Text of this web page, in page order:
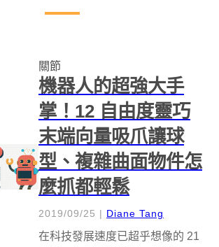
關節
機器人的超強大手
掌！12 自由度靈巧
末端向量吸爪讓球
型、複雜曲面物件怎
麼抓都輕鬆
2019/09/25 | Diane Tang
在科技發展速度已超乎想像的 21